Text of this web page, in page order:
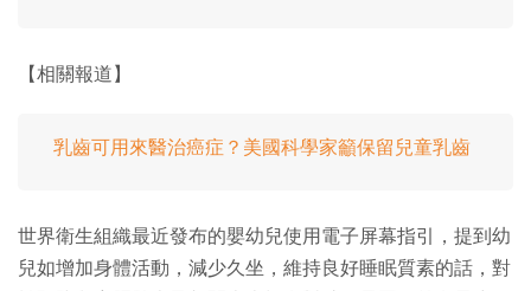
【相關報道】
乳齒可用來醫治癌症？美國科學家籲保留兒童乳齒
世界衛生組織最近發布的嬰幼兒使用電子屏幕指引，提到幼
兒如增加身體活動，減少久坐，維持良好睡眠質素的話，對